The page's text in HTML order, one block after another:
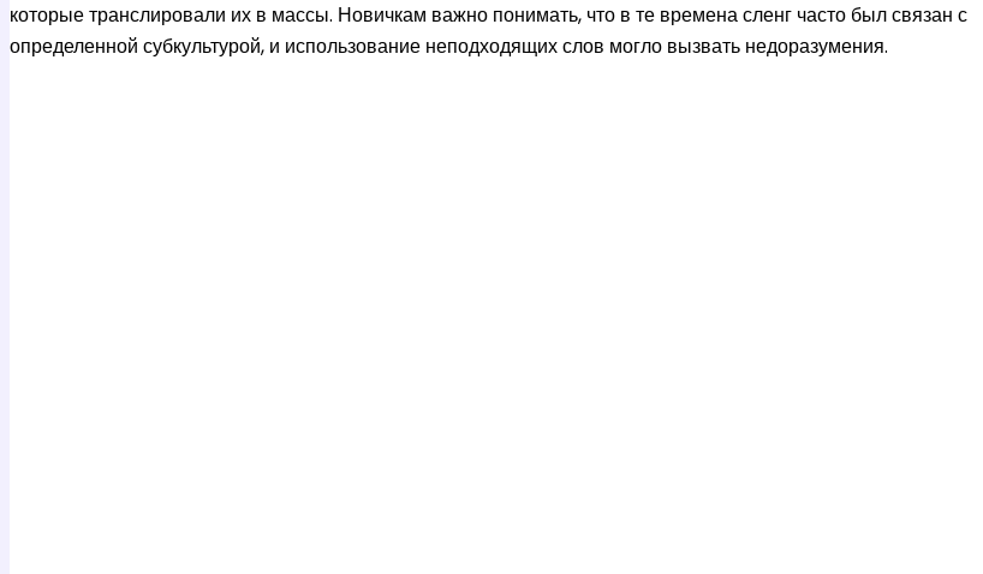
которые транслировали их в массы. Новичкам важно понимать, что в те времена сленг часто был связан с
определенной субкультурой, и использование неподходящих слов могло вызвать недоразумения.